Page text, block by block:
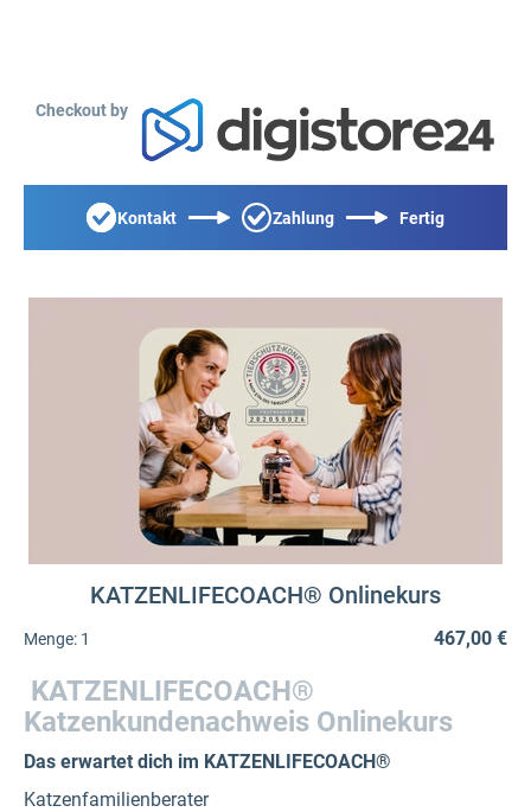
Checkout by
Kontakt Zahlung Fertig
KATZENLIFECOACH® Onlinekurs
Menge: 1 467,00 €
KATZENLIFECOACH®
Katzenkundenachweis Onlinekurs
Das erwartet dich im KATZENLIFECOACH®
Katzenfamilienberater